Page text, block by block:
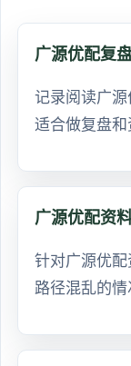
广源优配复
记录阅读广源
适合做复盘和
广源优配资
针对广源优
路径混乱的情